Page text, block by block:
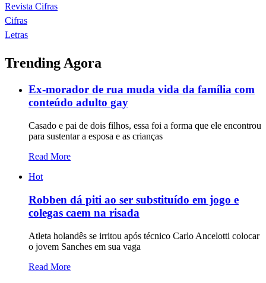
Revista Cifras
Cifras
Letras
Trending Agora
Ex-morador de rua muda vida da família com
conteúdo adulto gay
Casado e pai de dois filhos, essa foi a forma que ele encontrou
para sustentar a esposa e as crianças
Read More
Hot
Robben dá piti ao ser substituído em jogo e
colegas caem na risada
Atleta holandês se irritou após técnico Carlo Ancelotti colocar
o jovem Sanches em sua vaga
Read More